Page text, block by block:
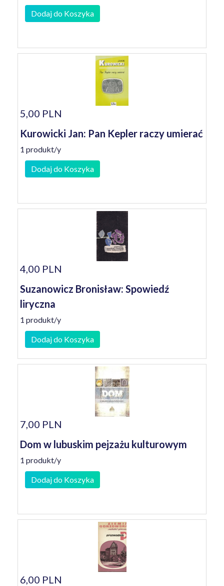
Dodaj do Koszyka
5,00 PLN
Kurowicki Jan: Pan Kepler raczy umierać
1 produkt/y
Dodaj do Koszyka
4,00 PLN
Suzanowicz Bronisław: Spowiedź
liryczna
1 produkt/y
Dodaj do Koszyka
7,00 PLN
Dom w lubuskim pejzażu kulturowym
1 produkt/y
Dodaj do Koszyka
6,00 PLN